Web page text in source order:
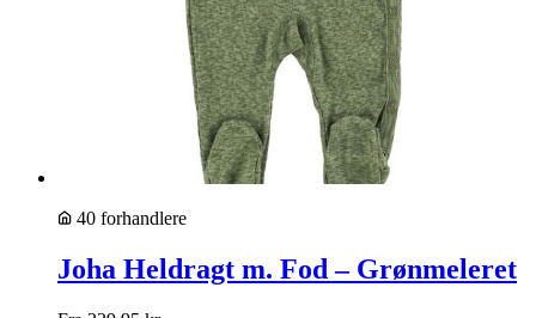
40 forhandlere
Joha Heldragt m. Fod – Grønmeleret